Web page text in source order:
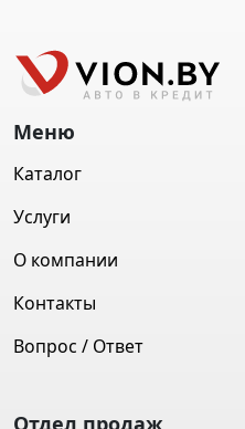
Меню
Каталог
Услуги
О компании
Контакты
Вопрос / Ответ
Отдел продаж